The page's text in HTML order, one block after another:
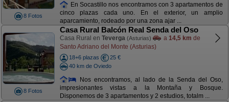
8 Fotos
En Socastillo nos encontramos con 3 apartamentos de
cinco plazas cada uno. En el exterior, un amplio
aparcamiento, rodeado por una zona ajar ...
8 Fotos
Casa Rural Balcón Real Senda del Oso
Casa Rural en Teverga (Asturias) a 14,5 km de
Santo Adriano del Monte (Asturias)
18+6 plazas
25 €
40 km de Oviedo
Nos encontramos, al lado de la Senda del Oso,
impresionantes vistas a la Montaña y Bosque.
Disponemos de 3 apartamentos y 2 estudios, totalm ...